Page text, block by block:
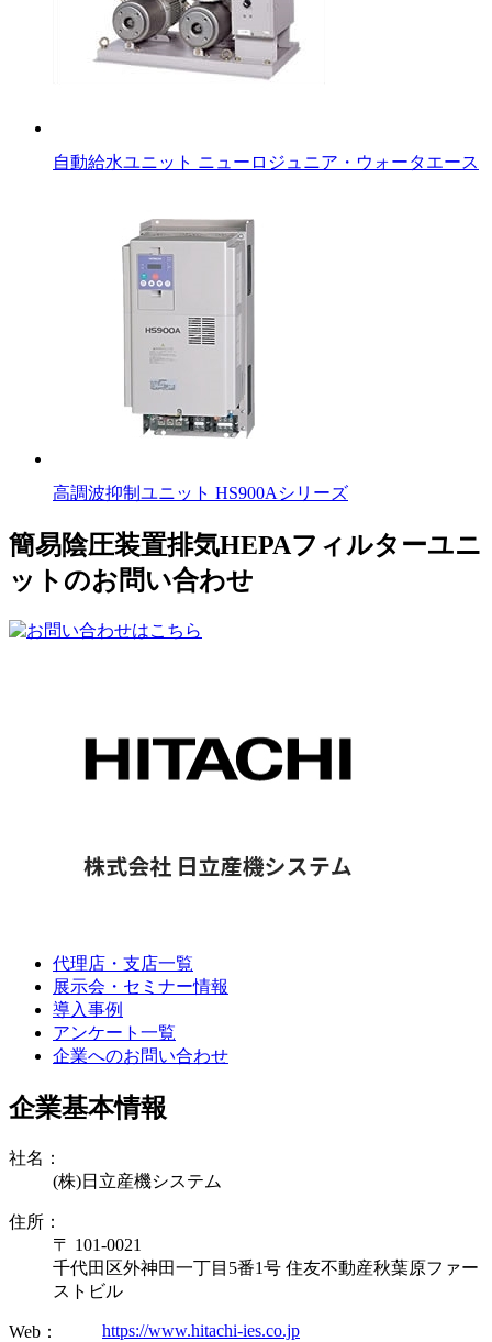
自動給水ユニット ニューロジュニア・ウォータエース
高調波抑制ユニット HS900Aシリーズ
簡易陰圧装置排気HEPAフィルターユニ
ットのお問い合わせ
代理店・支店一覧
展示会・セミナー情報
導入事例
アンケート一覧
企業へのお問い合わせ
企業基本情報
社名：
(株)日立産機システム
住所：
〒 101-0021
千代田区外神田一丁目5番1号 住友不動産秋葉原ファー
ストビル
Web： https://www.hitachi-ies.co.jp